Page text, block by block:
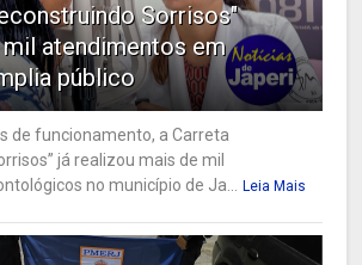
Sorrisos"
atendimentos em
público
de funcionamento, a Carreta
já realizou mais de mil
no município de Ja...
Leia Mais